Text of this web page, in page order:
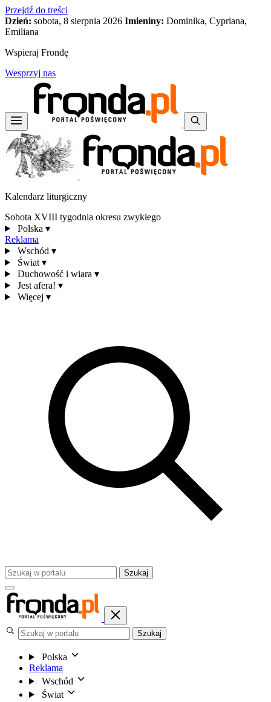
Przejdź do treści
Dzień: sobota, 8 sierpnia 2026 Imieniny: Dominika, Cypriana,
Emiliana
Wspieraj Frondę
Wesprzyj nas
Kalendarz liturgiczny
Sobota XVIII tygodnia okresu zwykłego
Polska ▾
Reklama
Wschód ▾
Świat ▾
Duchowość i wiara ▾
Jest afera! ▾
Więcej ▾
Szukaj
Szukaj
Polska
Reklama
Wschód
Świat